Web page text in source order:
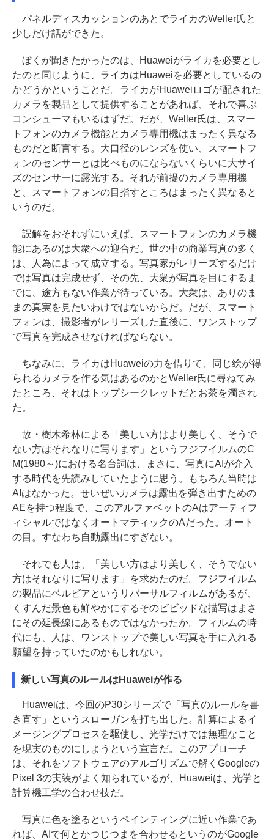
パネルディスカッションのあとでライカのWeller氏と
少しだけ話ができた。
ぼくが聞きたかったのは、Huaweiがライカを必要とし
たのと同じように、ライカはHuaweiを必要としているの
かどうかということだ。ライカがHuaweiロゴが配された
カメラを製品として提供することがあれば、それで喜ぶ
コンシューマもいるはずだ。だが、Weller氏は、スマー
トフォンのカメラ機能とカメラ専用機はまったく異なる
ものだと断言する。大口径のレンズを使い、スマートフ
ォンのセンサーとは比べものにならないくらいに大サイ
ズのセンサーに露光する。それが前提のカメラ専用機
と、スマートフォンの目指すところはまったく異なると
いうのだ。
誤解をおそれずにいえば、スマートフォンのカメラ機
能にあるのは大衆への迎合だ。世の中の商業写真の多く
は、人為によって成立する。写真家がレリーズするだけ
では写真は完成せず、その先、大衆が写真を目にするま
でに、途方もない作業が待っている。大衆は、ありのま
まの真実を見たいわけではないからだ。だが、スマート
フォンは、撮影者がレリーズした直後に、ワンストップ
で写真を完成させなければならない。
ちなみに、ライカはHuaweiの力を借りて、同じ絵が得
られるカメラを作る気はあるのかとWeller氏に尋ねてみ
たところ、それはトップシークレットだとお茶を濁され
た。
故・樹木希林による「美しい方はより美しく、そうで
ない方はそれなりに写ります」というフジフイルムのC
M(1980～)における名台詞は、まさに、写真にAIが介入
する時代を先読みしていたように思う。もちろん当時は
AIはなかった。せいぜいカメラは露出を弾き出すための
AEを持つ程度で、このアルファベットのAはアーティフ
ィシャルではなくオートマティックのAだった。オート
の目。すなわち自動露出にすぎない。
それでも人は、「美しい方はより美しく、そうでない
方はそれなりに写ります」を求めたのだ。フジフイルム
の製品にベルビアというリバーサルフィルムがあるが、
くすんだ景色も鮮やかにするそのビビッドな描写はまさ
にその延長線にあるものではなかったか。フィルムの時
代にも、人は、ワンストップで美しい写真を手に入れる
願望を持っていたのかもしれない。
新しい写真のルールはHuaweiが作る
Huaweiは、今回のP30シリーズで「写真のルールを書
き直す」というスローガンを打ち出した。計算によるイ
メージングプロセスを駆使し、光学だけでは無理なこと
を現実のものにしようという宣言だ。このアプローチ
は、それをソフトウェアのアルゴリズムで解くGoogleの
Pixel 3の実装がよく知られているが、Huaweiは、光学と
計算機工学の合わせ技だ。
写真に色を塗るというペインティングに近い作業であ
れば、AIで何とかつじつまを合わせるというのがGoogle